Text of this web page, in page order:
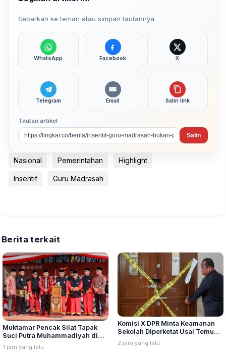
Sebarkan ke teman atau simpan tautannya.
WhatsApp Facebook X
Telegram Email Salin link
Tautan artikel
Salin
Nasional Pemerintahan Highlight
Insentif Guru Madrasah
Berita terkait
Muktamar Pencak Silat Tapak
Suci Putra Muhammadiyah di
Semarang Hadirkan Pesilat dari
Lima Negara
1 jam yang lalu
Komisi X DPR Minta Keamanan
Sekolah Diperketat Usai Temuan
Senjata dan Narkotika
2 jam yang lalu